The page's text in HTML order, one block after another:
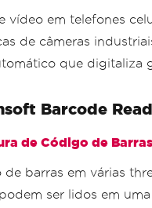
vídeo em telefones
de câmeras
que digitaliza
Barcode
de Código de Barras
barras em várias
ser lidos em uma